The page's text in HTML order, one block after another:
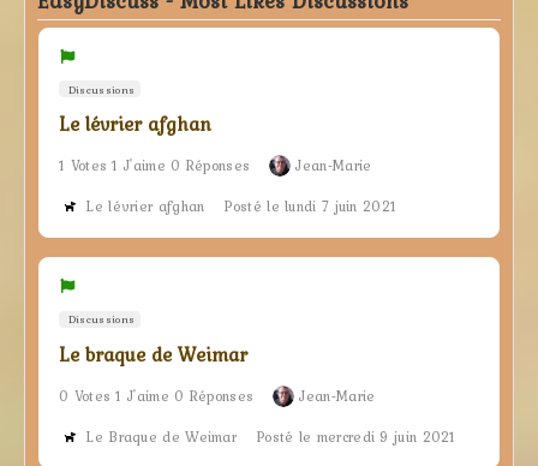
Discussions
Le lévrier afghan
1 Votes 1 J'aime 0 Réponses
Jean-Marie
Le lévrier afghan
Posté le lundi 7 juin 2021
Discussions
Le braque de Weimar
0 Votes 1 J'aime 0 Réponses
Jean-Marie
Le Braque de Weimar
Posté le mercredi 9 juin 2021